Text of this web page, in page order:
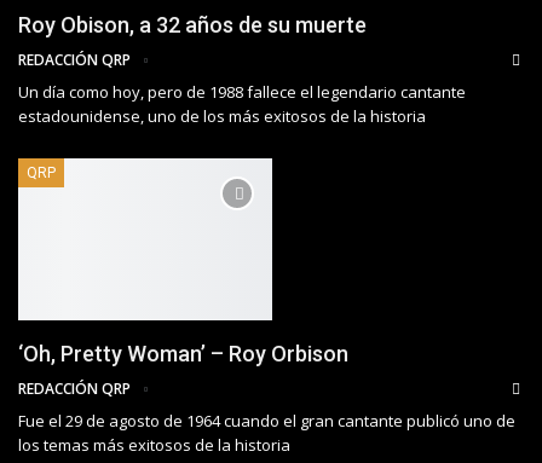
Roy Obison, a 32 años de su muerte
REDACCIÓN QRP
Un día como hoy, pero de 1988 fallece el legendario cantante
estadounidense, uno de los más exitosos de la historia
QRP
‘Oh, Pretty Woman’ – Roy Orbison
REDACCIÓN QRP
Fue el 29 de agosto de 1964 cuando el gran cantante publicó uno de
los temas más exitosos de la historia